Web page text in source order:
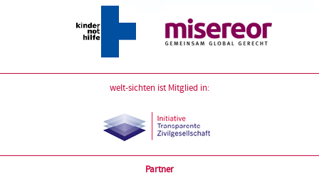
welt-sichten ist Mitglied in:
Partner